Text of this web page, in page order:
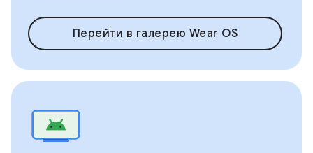
Перейти в галерею Wear OS